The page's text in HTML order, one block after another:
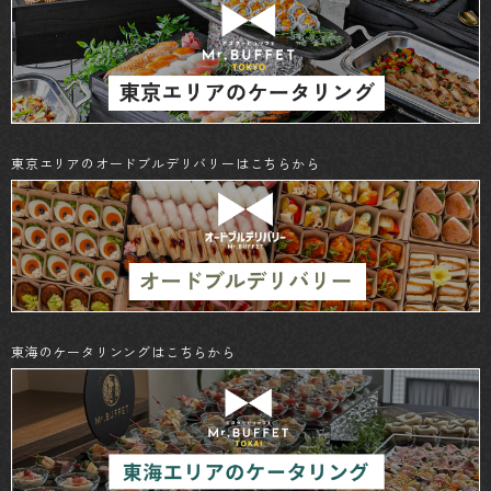
東京エリアのオードブルデリバリーはこちらから
東海のケータリンングはこちらから